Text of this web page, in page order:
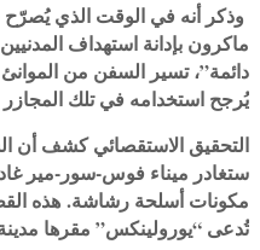
وذكر أنه في الوقت الذي يُصرّح
ماكرون بإدانة استهداف
دائمة”، تسير السفن من
يُرجح استخدامه في تلك المجازر
التحقيق الاستقصائي كشف أن
مكونات أسلحة رشاشة.هذه
تُدعى “يورولينكس” مقرها مدينة